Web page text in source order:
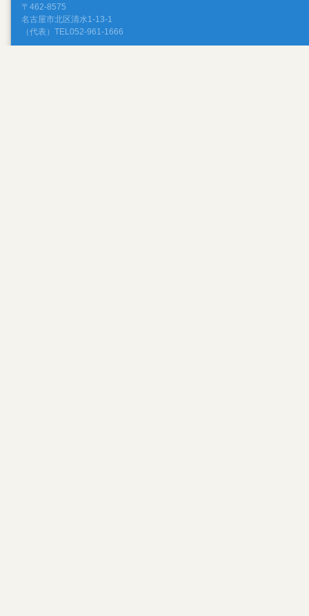
〒462-8575
名古屋市北区清水1-13-1
（代表）TEL052-961-1666